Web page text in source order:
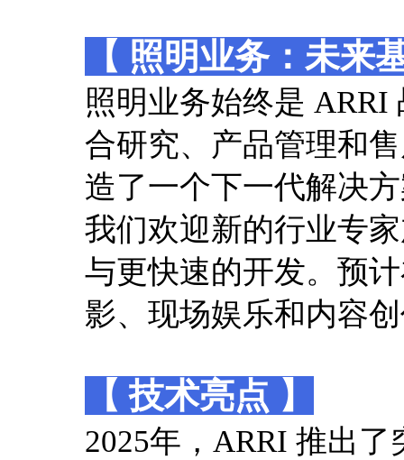
【 照明业务：未来
照明业务始终是
合研究、产品管理和
造了一个下一代解决
我们欢迎新的行业专
与更快速的开发。预
影、现场娱乐和内容
【 技术亮点 】
2025年，ARRI 推出